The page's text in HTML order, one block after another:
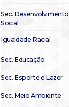
Sec. Desenvolvimento
Social
Igualdade Racial
Sec. Educação
Sec. Esporte e Lazer
Sec. Meio Ambiente